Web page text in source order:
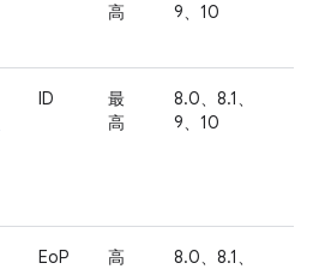
高
9、10
ID
最
高
8.0、8.1、
9、10
EoP 高
8.0、8.1、